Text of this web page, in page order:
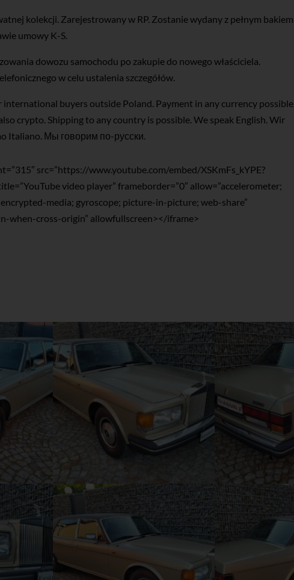
kolekcji. Zarejestrowany w RP. Zostanie wydany z pełnym bakiem
umowy K-S.
dowozu samochodu po zakupie do nowego właściciela.
w celu ustalenia szczegółów.
buyers outside Poland. Payment in any currency possible,
crypto. Shipping to any country is possible. We speak English. Wir
Italiano. Мы говорим по-русски.
src=”https://www.youtube.com/embed/XSKmFs_kYPE?
video player” frameborder=”0″ allow=”accelerometer;
media; gyroscope; picture-in-picture; web-share”
when-cross-origin” allowfullscreen></iframe>